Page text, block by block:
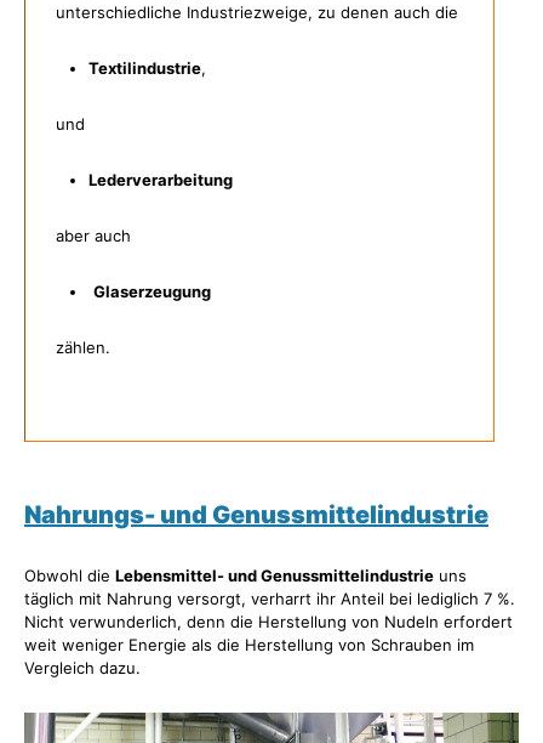
unterschiedliche Industriezweige, zu denen auch die
Textilindustrie,
und
Lederverarbeitung
aber auch
Glaserzeugung
zählen.
Nahrungs- und Genussmittelindustrie
Obwohl die Lebensmittel- und Genussmittelindustrie uns
täglich mit Nahrung versorgt, verharrt ihr Anteil bei lediglich 7 %.
Nicht verwunderlich, denn die Herstellung von Nudeln erfordert
weit weniger Energie als die Herstellung von Schrauben im
Vergleich dazu.